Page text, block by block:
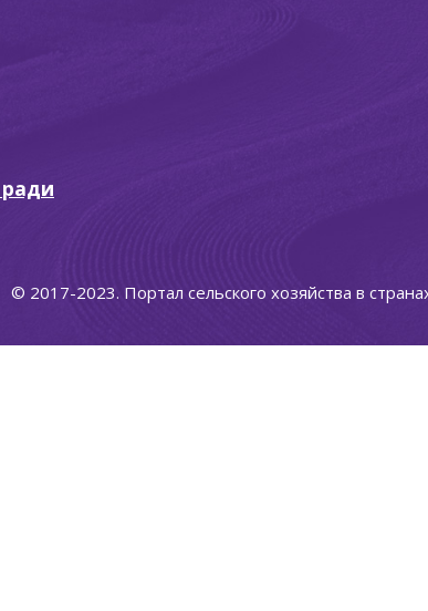
© 2017-2023. Портал сельского хозяйства в